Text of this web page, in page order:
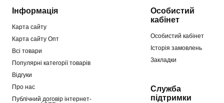
Інформація
Карта сайту
Карта сайту Опт
Всі товари
Популярні категорії товарів
Відгуки
Про нас
Публічний договір інтернет-
Особистий
кабінет
Особистий кабінет
Історія замовлень
Закладки
Служба
підтримки